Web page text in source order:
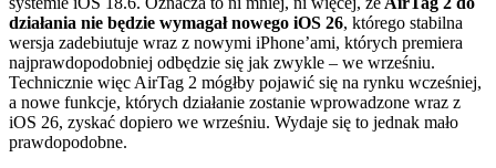
działania nie będzie wymagał nowego iOS 26, którego stabilna
wersja zadebiutuje wraz z nowymi iPhone’ami, których premiera
najprawdopodobniej odbędzie się jak zwykle – we wrześniu.
Technicznie więc AirTag 2 mógłby pojawić się na rynku wcześniej,
a nowe funkcje, których działanie zostanie wprowadzone wraz z
iOS 26, zyskać dopiero we wrześniu. Wydaje się to jednak mało
prawdopodobne.